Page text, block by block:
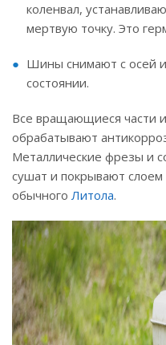
коленвал,
мертвую точку. Это
Шины снимают с осей
состоянии.
Все вращающиеся части
обрабатывают
Металлические фрезы и
сушат и покрывают
обычного Литола.